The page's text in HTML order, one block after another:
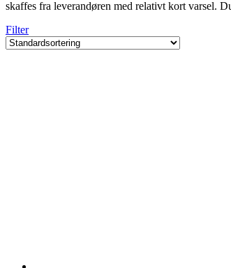
skaffes fra leverandøren med relativt kort varsel.
Filter